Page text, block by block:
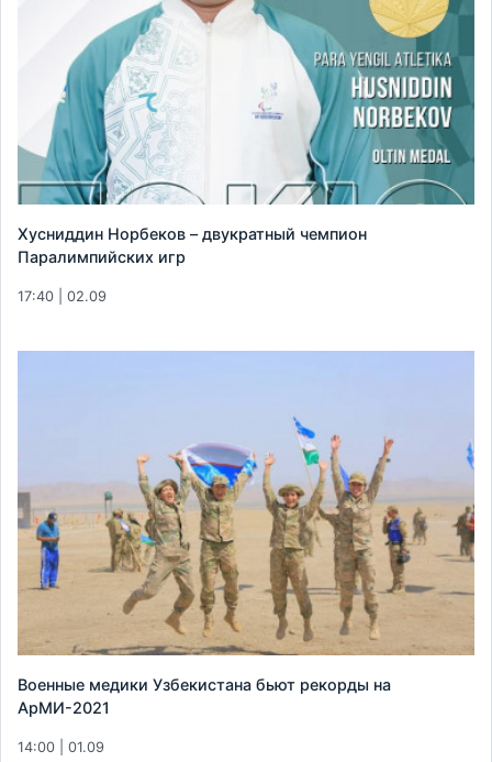
Хусниддин Норбеков – двукратный чемпион
Паралимпийских игр
17:40 | 02.09
Военные медики Узбекистана бьют рекорды на
АрМИ-2021
14:00 | 01.09